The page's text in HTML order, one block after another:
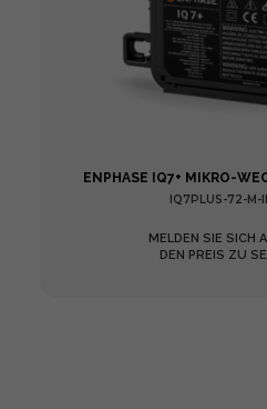
ENPHASE IQ7+ MIKRO-
IQ7PLUS-72-M-
MELDEN SIE SICH
DEN PREIS ZU